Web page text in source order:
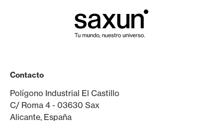
Contacto
Polígono Industrial El Castillo
C/ Roma 4 - 03630 Sax
Alicante, España